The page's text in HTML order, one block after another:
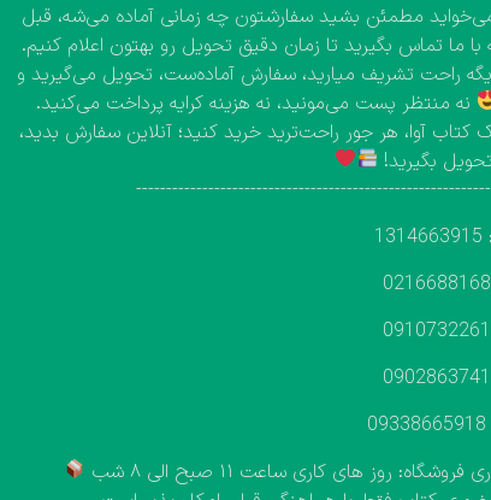
می‌خواید مطمئن بشید سفارشتون چه زمانی آماده می‌شه، قبل
با ما تماس بگیرید تا زمان دقیق تحویل رو بهتون اعلام کنیم.
راحت تشریف میارید، سفارش آماده‌ست، تحویل می‌گیرید و
نه منتظر پست می‌مونید، نه هزینه کرایه پرداخت می‌کنید.
کتاب آوا، هر جور راحت‌ترید خرید کنید؛ آنلاین سفارش بدید،
بگیرید!
روز های کاری ساعت ۱۱ صبح الی ۸ شب